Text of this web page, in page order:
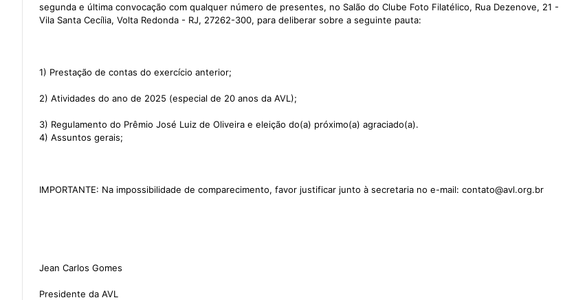
segunda e última convocação com qualquer número de presentes, no Salão do Clube Foto Filatélico, Rua Dezenove, 21 -
Vila Santa Cecília, Volta Redonda - RJ, 27262-300, para deliberar sobre a seguinte pauta:
1) Prestação de contas do exercício anterior;
2) Atividades do ano de 2025 (especial de 20 anos da AVL);
3) Regulamento do Prêmio José Luiz de Oliveira e eleição do(a) próximo(a) agraciado(a).
4) Assuntos gerais;
IMPORTANTE: Na impossibilidade de comparecimento, favor justificar junto à secretaria no e-mail: contato@avl.org.br
Jean Carlos Gomes
Presidente da AVL